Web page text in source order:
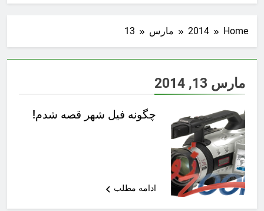
Home
2014 مارس 13
مارس 13, 2014
چگونه فیل شهر قصه شدم!
ادامه مطلب